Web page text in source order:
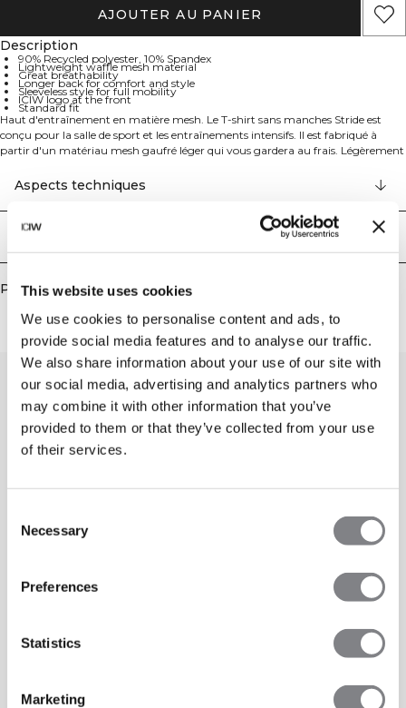
This website uses cookies
We use cookies to personalise content and ads, to
provide social media features and to analyse our traffic.
We also share information about your use of our site with
our social media, advertising and analytics partners who
may combine it with other information that you’ve
provided to them or that they’ve collected from your use
of their services.
Selection
Necessary
Preferences
Statistics
Marketing
AJOUTER AU PANIER
Description
90% Recycled polyester, 10% Spandex
Lightweight waffle mesh material
Great breathability
Longer back for comfort and style
Sleeveless style for full mobility
ICIW logo at the front
Standard fit
Haut d'entraînement en matière mesh. Le T-shirt sans manches Stride est
conçu pour la salle de sport et les entraînements intensifs. Il est fabriqué à
partir d'un matériau mesh gaufré léger qui vous gardera au frais. Légèrement
offrir une mobilité totale. Logo ICIW à l'avant. Coupe standard. 90% Polyester
recyclé, 10% Elastan.
Aspects techniques
Livraison & retours
Produits similaires